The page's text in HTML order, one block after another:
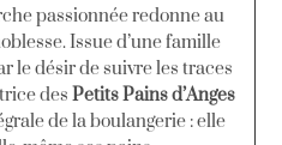
passionnée redonne au
Issue d’une famille
le désir de suivre les traces
des Petits Pains d’Anges
de la boulangerie : elle